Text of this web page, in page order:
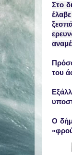
Στο
του
Ο